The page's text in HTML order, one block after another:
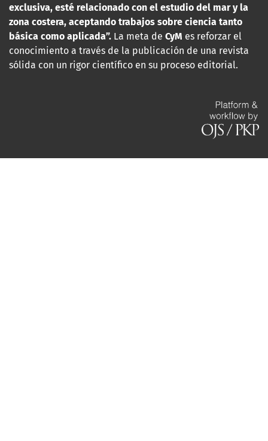
exclusiva, esté relacionado con el estudio del mar y la
zona costera, aceptando trabajos sobre ciencia tanto
básica como aplicada”. La meta de CyM es reforzar el
conocimiento a través de la publicación de una revista
sólida con un rigor científico en su proceso editorial.